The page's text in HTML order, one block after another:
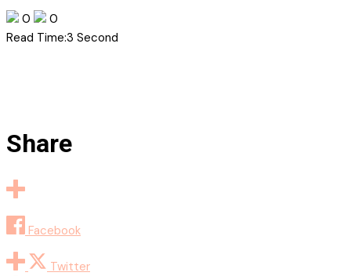
0
0
Read Time:3 Second
Share
Facebook
Twitter